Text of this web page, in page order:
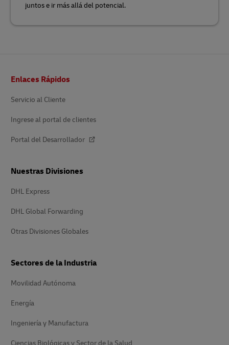
juntos e ir más allá del potencial.
de
Enlaces Rápidos
Servicio al Cliente
Ingrese al portal de clientes
Portal del Desarrollador
Nuestras Divisiones
DHL Express
DHL Global Forwarding
Otras Divisiones Globales
Sectores de la Industria
Movilidad Autónoma
Energía
Ingeniería y Manufactura
Ciencias Biológicas y Sector de la Salud